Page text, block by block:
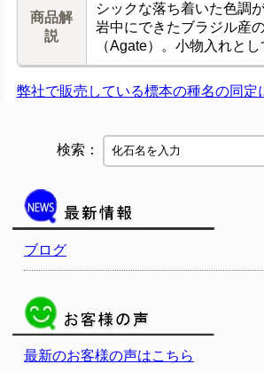
商品解
説
シックな落ち着いた色調
岩中にできたブラジル産
（Agate）。小物入れとし
弊社で販売している標本の種名の同定
検索：
ブログ
最新のお客様の声はこちら